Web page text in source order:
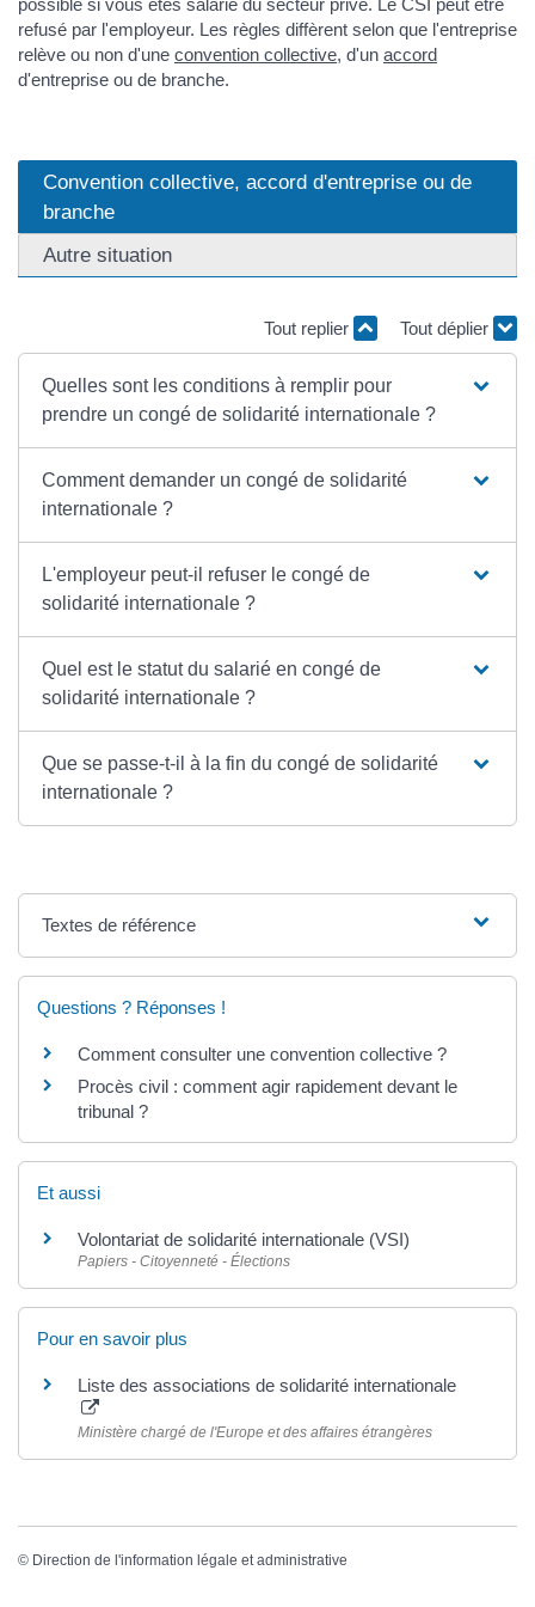
possible si vous êtes salarié du secteur privé. Le CSI peut être
refusé par l'employeur. Les règles diffèrent selon que l'entreprise
relève ou non d'une convention collective, d'un accord
d'entreprise ou de branche.
Convention collective, accord d'entreprise ou de
branche
Autre situation
Tout replier Tout déplier
Quelles sont les conditions à remplir pour
prendre un congé de solidarité internationale ?
Comment demander un congé de solidarité
internationale ?
L'employeur peut-il refuser le congé de
solidarité internationale ?
Quel est le statut du salarié en congé de
solidarité internationale ?
Que se passe-t-il à la fin du congé de solidarité
internationale ?
Textes de référence
Questions ? Réponses !
Comment consulter une convention collective ?
Procès civil : comment agir rapidement devant le
tribunal ?
Et aussi
Volontariat de solidarité internationale (VSI)
Papiers - Citoyenneté - Élections
Pour en savoir plus
Liste des associations de solidarité internationale
Ministère chargé de l'Europe et des affaires étrangères
© Direction de l'information légale et administrative